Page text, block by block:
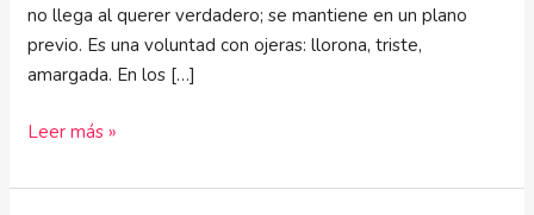
no llega al querer verdadero; se mantiene en un plano
previo. Es una voluntad con ojeras: llorona, triste,
amargada. En los […]
Leer más »